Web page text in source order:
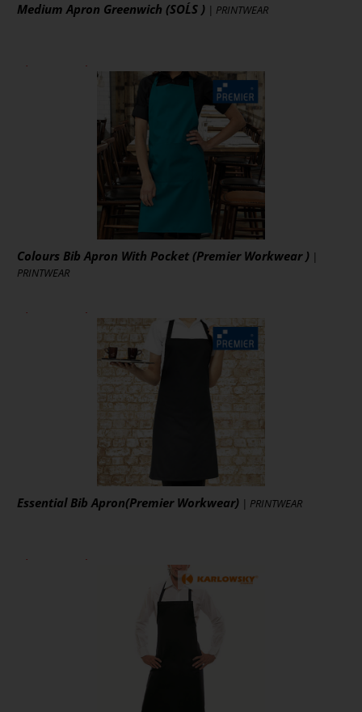
Medium Apron Greenwich (SOL´S ) | PRINTWEAR
ab 7,56 € *
Artikel ansehen
Colours Bib Apron With Pocket (Premier Workwear ) |
PRINTWEAR
ab 9,24 € *
Artikel ansehen
Essential Bib Apron(Premier Workwear) | PRINTWEAR
ab 6,49 € *
Artikel ansehen